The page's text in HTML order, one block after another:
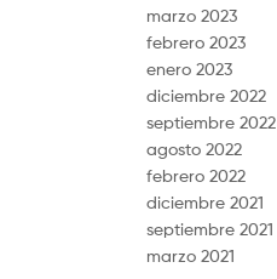
marzo 2023
febrero 2023
enero 2023
diciembre 2022
septiembre 2022
agosto 2022
febrero 2022
diciembre 2021
septiembre 2021
marzo 2021